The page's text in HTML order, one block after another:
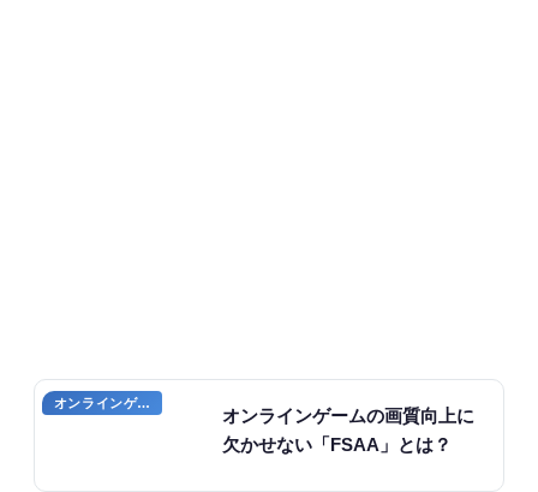
オンラインゲームのプレイに関する用語
オンラインゲームの画質向上に
欠かせない「FSAA」とは？